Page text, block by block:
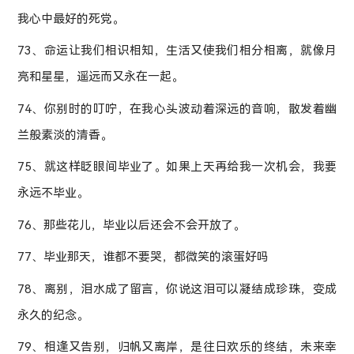
我心中最好的死党。
73、命运让我们相识相知，生活又使我们相分相离，就像月
亮和星星，遥远而又永在一起。
74、你别时的叮咛，在我心头波动着深远的音响，散发着幽
兰般素淡的清香。
75、就这样眨眼间毕业了。如果上天再给我一次机会，我要
永远不毕业。
76、那些花儿，毕业以后还会不会开放了。
77、毕业那天，谁都不要哭，都微笑的滚蛋好吗
78、离别，泪水成了留言，你说这泪可以凝结成珍珠，变成
永久的纪念。
79、相逢又告别，归帆又离岸，是往日欢乐的终结，未来幸